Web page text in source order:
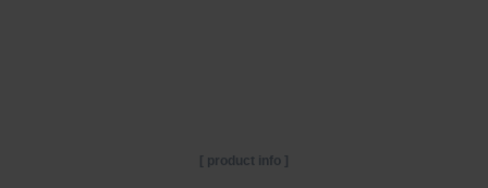
[ product info ]